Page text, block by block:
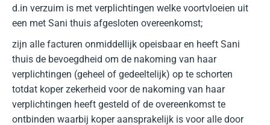
d.in verzuim is met verplichtingen welke voortvloeien uit
een met Sani thuis afgesloten overeenkomst;
zijn alle facturen onmiddellijk opeisbaar en heeft Sani
thuis de bevoegdheid om de nakoming van haar
verplichtingen (geheel of gedeeltelijk) op te schorten
totdat koper zekerheid voor de nakoming van haar
verplichtingen heeft gesteld of de overeenkomst te
ontbinden waarbij koper aansprakelijk is voor alle door